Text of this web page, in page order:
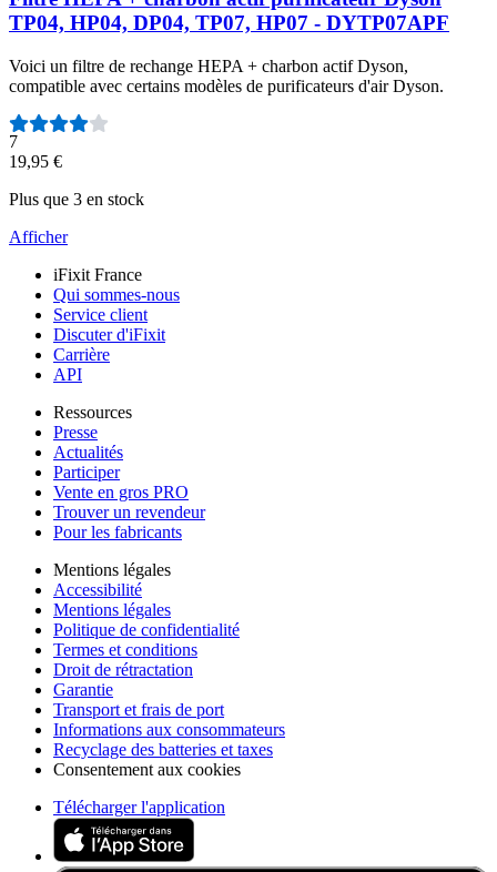
TP04, HP04, DP04, TP07, HP07 - DYTP07APF
Voici un filtre de rechange HEPA + charbon actif Dyson,
compatible avec certains modèles de purificateurs d'air Dyson.
Nombre d'avis :
7
19,95 €
Plus que 3 en stock
Afficher
iFixit France
Qui sommes-nous
Service client
Discuter d'iFixit
Carrière
API
Ressources
Presse
Actualités
Participer
Vente en gros PRO
Trouver un revendeur
Pour les fabricants
Mentions légales
Accessibilité
Mentions légales
Politique de confidentialité
Termes et conditions
Droit de rétractation
Garantie
Transport et frais de port
Informations aux consommateurs
Recyclage des batteries et taxes
Consentement aux cookies
Télécharger l'application